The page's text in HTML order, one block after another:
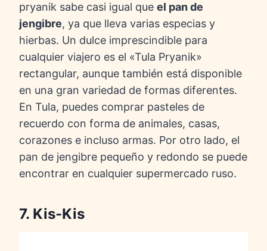
pryanik sabe casi igual que el pan de
jengibre, ya que lleva varias especias y
hierbas. Un dulce imprescindible para
cualquier viajero es el «Tula Pryanik»
rectangular, aunque también está disponible
en una gran variedad de formas diferentes.
En Tula, puedes comprar pasteles de
recuerdo con forma de animales, casas,
corazones e incluso armas. Por otro lado, el
pan de jengibre pequeño y redondo se puede
encontrar en cualquier supermercado ruso.
7. Kis-Kis